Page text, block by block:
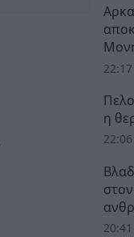
22:17
η
22:06
20:41